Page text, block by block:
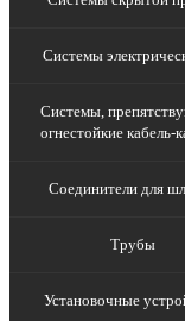
Системы
Системы,
огнестойкие кабель-
Соединители для
Трубы
Установочные